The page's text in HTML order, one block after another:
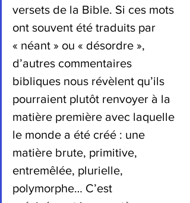
versets de la Bible. Si ces mots
ont souvent été traduits par
« néant » ou « désordre »,
d’autres commentaires
bibliques nous révèlent qu’ils
pourraient plutôt renvoyer à la
matière première avec laquelle
le monde a été créé : une
matière brute, primitive,
entremêlée, plurielle,
polymorphe… C’est